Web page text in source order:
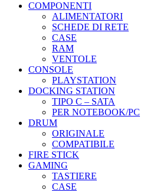
COMPONENTI
ALIMENTATORI
SCHEDE DI RETE
CASE
RAM
VENTOLE
CONSOLE
PLAYSTATION
DOCKING STATION
TIPO C – SATA
PER NOTEBOOK/PC
DRUM
ORIGINALE
COMPATIBILE
FIRE STICK
GAMING
TASTIERE
CASE